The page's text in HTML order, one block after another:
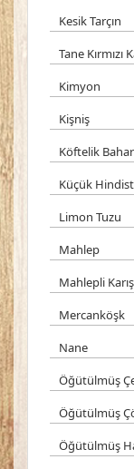
Kesik Tarçın
Tane Kırmızı
Kimyon
Kişniş
Köftelik
Küçük
Limon Tuzu
Mahlep
Mahlepli
Mercanköşk
Nane
Öğütülmüş
Öğütülmüş
Öğütülmüş